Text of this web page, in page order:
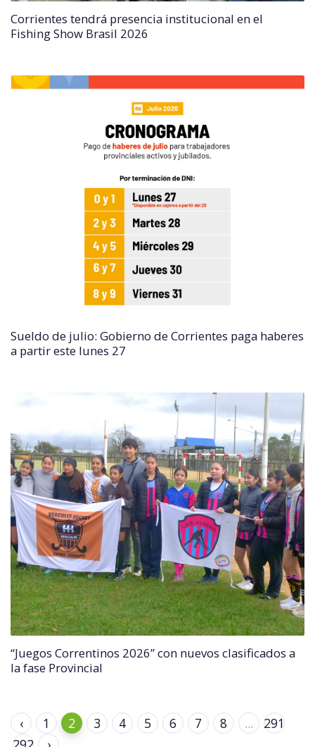
Corrientes tendrá presencia institucional en el
Fishing Show Brasil 2026
Sueldo de julio: Gobierno de Corrientes paga haberes
a partir este lunes 27
“Juegos Correntinos 2026” con nuevos clasificados a
la fase Provincial
‹ 1 2 3 4 5 6 7 8 ...
291